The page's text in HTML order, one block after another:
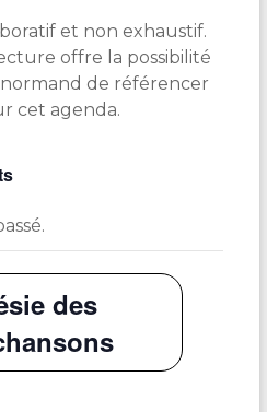
et non exhaustif.
offre la possibilité
de référencer
cet agenda.
des